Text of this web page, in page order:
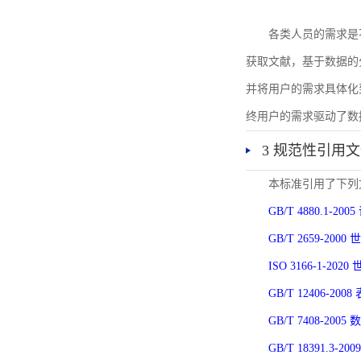
各类人员的需求
获取文献，基于数据
并将用户的需求具体
终用户的需求驱动了
3 规范性引用
本标准引用了下
GB/T 4880.1-
GB/T 2659-2000
ISO 3166-1-2020
GB/T 12406-2008
GB/T 7408-2005
GB/T 18391.3-